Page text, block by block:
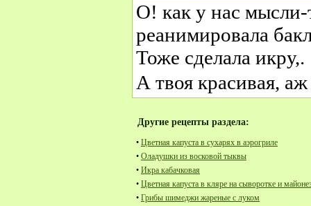
О! как у нас мысли-
реанимировала
Тоже сделала икру,.
А твоя красивая,
Другие рецепты раздела:
• Цветная капуста в сухарях в аэрогриле
• Оладушки из восковой тыквы
• Икра кабачковая
• Цветная капуста в кляре на сыворотке и
• Грибы шимеджи жареные с луком